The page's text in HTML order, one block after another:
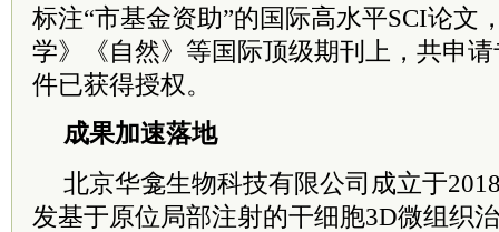
标注“市基金资助”的国际高水平SCI论文
学》《自然》等国际顶级期刊上，共申
件已获得授权。
成果加速落地
北京华龛生物科技有限公司成立于
发基于原位局部注射的干细胞3D微组织